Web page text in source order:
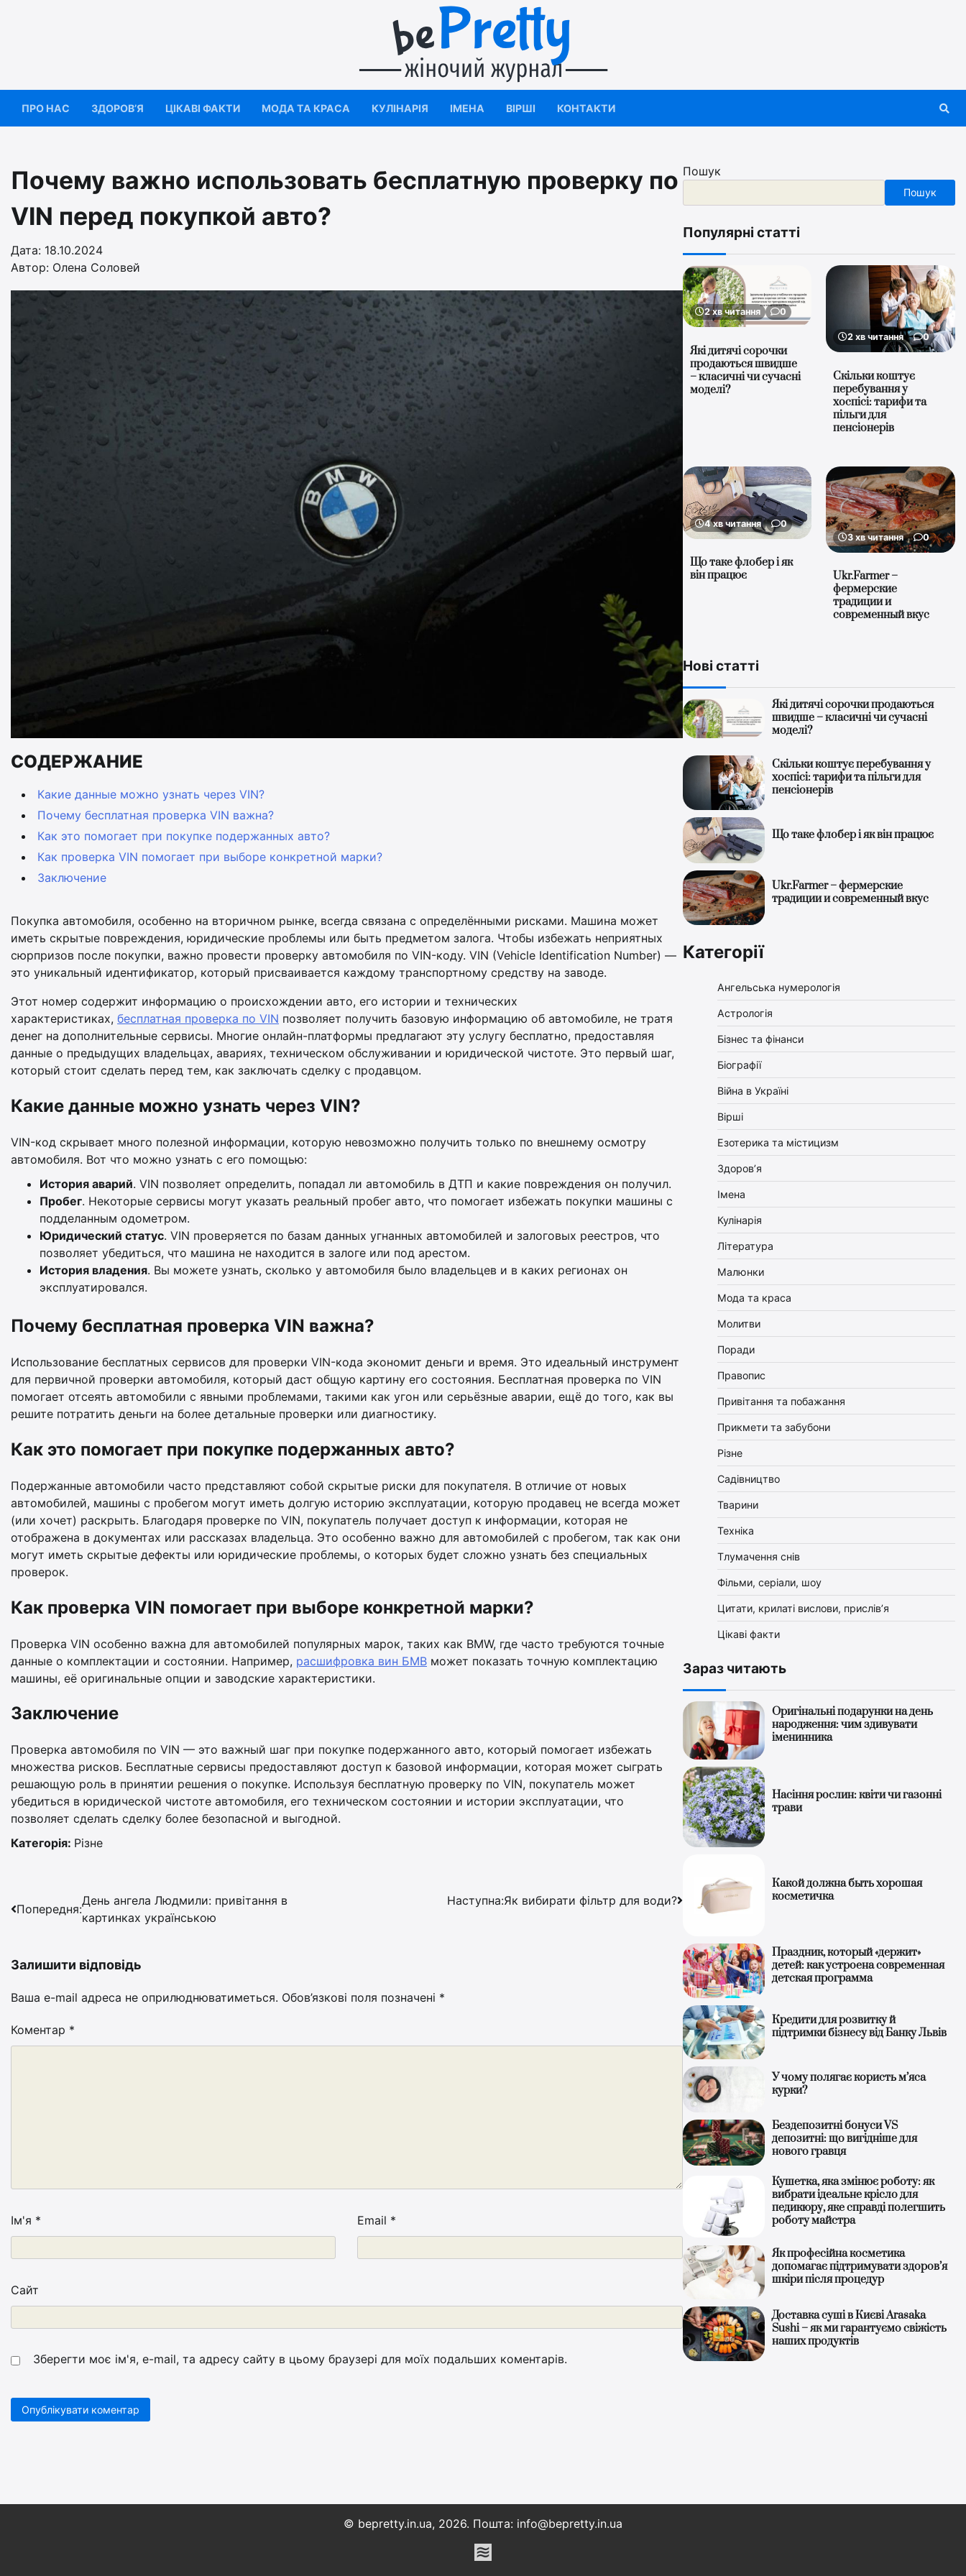
ПРО НАС ЗДОРОВ’Я ЦІКАВІ ФАКТИ МОДА ТА КРАСА КУЛІНАРІЯ ІМЕНА ВІРШІ КОНТАКТИ
Почему важно использовать бесплатную проверку по
VIN перед покупкой авто?
Дата: 18.10.2024
Автор: Олена Соловей
СОДЕРЖАНИЕ
Какие данные можно узнать через VIN?
Почему бесплатная проверка VIN важна?
Как это помогает при покупке подержанных авто?
Как проверка VIN помогает при выборе конкретной марки?
Заключение
Покупка автомобиля, особенно на вторичном рынке, всегда связана с определёнными рисками. Машина может
иметь скрытые повреждения, юридические проблемы или быть предметом залога. Чтобы избежать неприятных
сюрпризов после покупки, важно провести проверку автомобиля по VIN-коду. VIN (Vehicle Identification Number) —
это уникальный идентификатор, который присваивается каждому транспортному средству на заводе.
Этот номер содержит информацию о происхождении авто, его истории и технических
характеристиках, бесплатная проверка по VIN позволяет получить базовую информацию об автомобиле, не тратя
денег на дополнительные сервисы. Многие онлайн-платформы предлагают эту услугу бесплатно, предоставляя
данные о предыдущих владельцах, авариях, техническом обслуживании и юридической чистоте. Это первый шаг,
который стоит сделать перед тем, как заключать сделку с продавцом.
Какие данные можно узнать через VIN?
VIN-код скрывает много полезной информации, которую невозможно получить только по внешнему осмотру
автомобиля. Вот что можно узнать с его помощью:
История аварий. VIN позволяет определить, попадал ли автомобиль в ДТП и какие повреждения он получил.
Пробег. Некоторые сервисы могут указать реальный пробег авто, что помогает избежать покупки машины с
подделанным одометром.
Юридический статус. VIN проверяется по базам данных угнанных автомобилей и залоговых реестров, что
позволяет убедиться, что машина не находится в залоге или под арестом.
История владения. Вы можете узнать, сколько у автомобиля было владельцев и в каких регионах он
эксплуатировался.
Почему бесплатная проверка VIN важна?
Использование бесплатных сервисов для проверки VIN-кода экономит деньги и время. Это идеальный инструмент
для первичной проверки автомобиля, который даст общую картину его состояния. Бесплатная проверка по VIN
помогает отсеять автомобили с явными проблемами, такими как угон или серьёзные аварии, ещё до того, как вы
решите потратить деньги на более детальные проверки или диагностику.
Как это помогает при покупке подержанных авто?
Подержанные автомобили часто представляют собой скрытые риски для покупателя. В отличие от новых
автомобилей, машины с пробегом могут иметь долгую историю эксплуатации, которую продавец не всегда может
(или хочет) раскрыть. Благодаря проверке по VIN, покупатель получает доступ к информации, которая не
отображена в документах или рассказах владельца. Это особенно важно для автомобилей с пробегом, так как они
могут иметь скрытые дефекты или юридические проблемы, о которых будет сложно узнать без специальных
проверок.
Как проверка VIN помогает при выборе конкретной марки?
Проверка VIN особенно важна для автомобилей популярных марок, таких как BMW, где часто требуются точные
данные о комплектации и состоянии. Например, расшифровка вин БМВ может показать точную комплектацию
машины, её оригинальные опции и заводские характеристики.
Заключение
Проверка автомобиля по VIN — это важный шаг при покупке подержанного авто, который помогает избежать
множества рисков. Бесплатные сервисы предоставляют доступ к базовой информации, которая может сыграть
решающую роль в принятии решения о покупке. Используя бесплатную проверку по VIN, покупатель может
убедиться в юридической чистоте автомобиля, его техническом состоянии и истории эксплуатации, что
позволяет сделать сделку более безопасной и выгодной.
Категорія: Різне
Навігація
Попередня:
День ангела Людмили: привітання в
картинках українською
Наступна:Як вибирати фільтр для води?
Залишити відповідь
Ваша e-mail адреса не оприлюднюватиметься. Обов’язкові поля позначені *
Коментар *
Ім'я * Email *
Сайт
Зберегти моє ім'я, e-mail, та адресу сайту в цьому браузері для моїх подальших коментарів.
Пошук
Пошук
Популярні статті
2 хв читання 0
Які дитячі сорочки
продаються швидше
– класичні чи сучасні
моделі?
2 хв читання 0
Скільки коштує
перебування у
хоспісі: тарифи та
пільги для
пенсіонерів
4 хв читання 0
Що таке флобер і як
він працює
3 хв читання 0
Ukr.Farmer –
фермерские
традиции и
современный вкус
Нові статті
Які дитячі сорочки продаються
швидше – класичні чи сучасні
моделі?
Скільки коштує перебування у
хоспісі: тарифи та пільги для
пенсіонерів
Що таке флобер і як він працює
Ukr.Farmer – фермерские
традиции и современный вкус
Категорії
Ангельська нумерологія
Астрологія
Бізнес та фінанси
Біографії
Війна в Україні
Вірші
Езотерика та містицизм
Здоров’я
Імена
Кулінарія
Література
Малюнки
Мода та краса
Молитви
Поради
Правопис
Привітання та побажання
Прикмети та забубони
Різне
Садівництво
Тварини
Техніка
Тлумачення снів
Фільми, серіали, шоу
Цитати, крилаті вислови, прислів’я
Цікаві факти
Зараз читають
Оригінальні подарунки на день
народження: чим здивувати
іменинника
Насіння рослин: квіти чи газонні
трави
Какой должна быть хорошая
косметичка
Праздник, который «держит»
детей: как устроена современная
детская программа
Кредити для розвитку й
підтримки бізнесу від Банку Львів
У чому полягає користь м’яса
курки?
Бездепозитні бонуси VS
депозитні: що вигідніше для
нового гравця
Кушетка, яка змінює роботу: як
вибрати ідеальне крісло для
педикюру, яке справді полегшить
роботу майстра
Як професійна косметика
допомагає підтримувати здоров’я
шкіри після процедур
Доставка суші в Києві Arasaka
Sushi – як ми гарантуємо свіжість
наших продуктів
© bepretty.in.ua, 2026. Пошта: info@bepretty.in.ua